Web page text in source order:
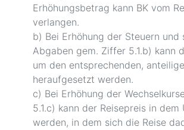
Erhöhungsbetrag kann BK vom
verlangen.
b) Bei Erhöhung der Steuern und
Abgaben gem. Ziffer 5.1.b) kann
um den entsprechenden,
heraufgesetzt werden.
c) Bei Erhöhung der
5.1.c) kann der Reisepreis in
werden, in dem sich die Reise